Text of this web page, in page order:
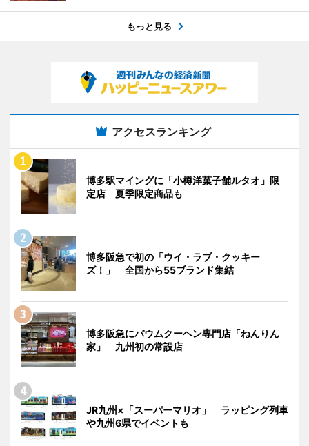
もっと見る
アクセスランキング
博多駅マイングに「小樽洋菓子舗ルタオ」限
定店 夏季限定商品も
博多阪急で初の「ウイ・ラブ・クッキー
ズ！」 全国から55ブランド集結
博多阪急にバウムクーヘン専門店「ねんりん
家」 九州初の常設店
JR九州×「スーパーマリオ」 ラッピング列車
や九州6県でイベントも